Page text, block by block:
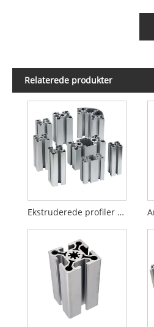
Relaterede produkter
Ekstruderede profiler af aluminiumtråd